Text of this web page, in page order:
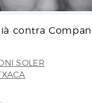
contra
SOLER